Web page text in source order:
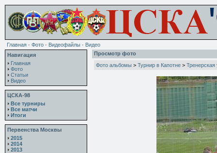
Главная · Фото · Видеофайлы · Видео
Навигация
Главная
Фото
Статьи
Видео
ЦСКА-98
Все турниры
Все матчи
Итоги
Первенства Москвы
2015
2014
2013
Просмотр фото
Фото альбомы > Турнир в Капотне > Тренерская